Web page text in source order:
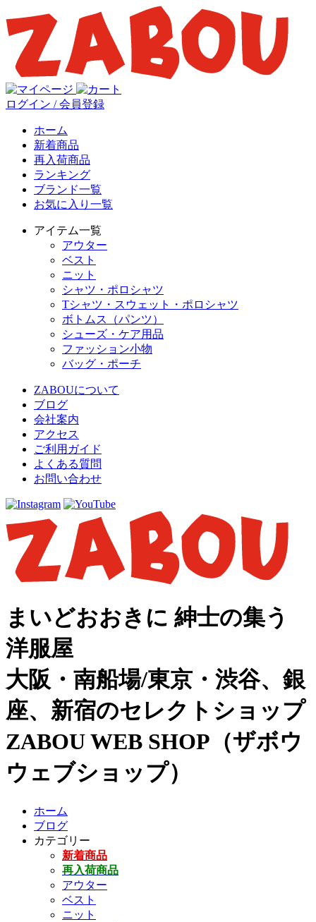
ログイン / 会員登録
ホーム
新着商品
再入荷商品
ランキング
ブランド一覧
お気に入り一覧
アイテム一覧
アウター
ベスト
ニット
シャツ・ポロシャツ
Tシャツ・スウェット・ポロシャツ
ボトムス（パンツ）
シューズ・ケア用品
ファッション小物
バッグ・ポーチ
ZABOUについて
ブログ
会社案内
アクセス
ご利用ガイド
よくある質問
お問い合わせ
まいどおおきに 紳士の集う
洋服屋
大阪・南船場/東京・渋谷、銀
座、新宿のセレクトショップ
ZABOU WEB SHOP（ザボウ
ウェブショップ）
ホーム
ブログ
カテゴリー
新着商品
再入荷商品
アウター
ベスト
ニット